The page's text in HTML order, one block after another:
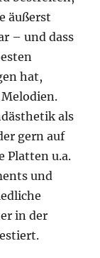
äußerst
– und dass
hat,
als
gern auf
Platten u.a.
und
in der